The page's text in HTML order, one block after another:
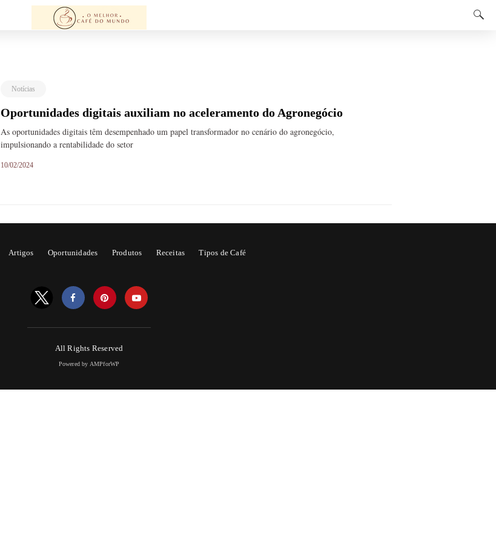
Notícias
Oportunidades digitais auxiliam no aceleramento do Agronegócio
As oportunidades digitais têm desempenhado um papel transformador no cenário do agronegócio,
impulsionando a rentabilidade do setor
10/02/2024
Artigos Oportunidades Produtos Receitas Tipos de Café
All Rights Reserved
Powered by AMPforWP